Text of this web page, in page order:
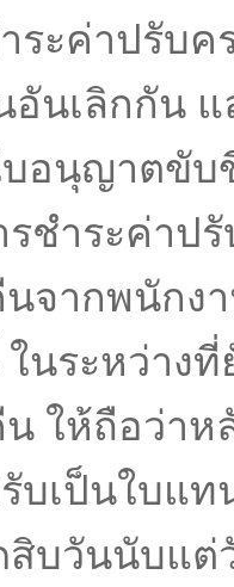
ระค่าปรับ
อันเลิกกัน
บอนุญาตขั
ชําระค่าป
จากพนักงา
ในระหว่าง
ให้ถือว่าห
บเป็นใบแ
บวันนับแต่